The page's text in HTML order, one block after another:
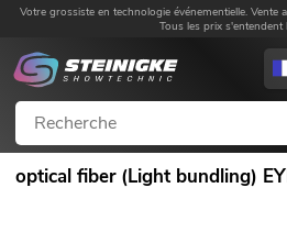
Votre grossiste en technologie événementielle.
Tous les prix s'entendent
optical fiber (Light bundling)